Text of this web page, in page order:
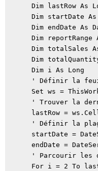
Dim lastRow As
Dim startDate As
Dim endDate As
Dim reportRange
Dim totalSales As
Dim totalQuantity
Dim i As Long
' Définir la
Set ws =
' Trouver la
lastRow =
' Définir la plage
startDate =
endDate =
' Parcourir les
For i = 2 To